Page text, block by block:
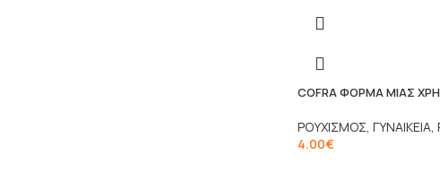
COFRA ΦΟΡΜΑ ΜΙΑΣ
ΡΟΥΧΙΣΜΟΣ, ΓΥΝΑΙΚΕΙΑ,
4.00€